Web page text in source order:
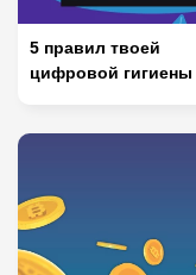
5 правил твоей
цифровой гигиены